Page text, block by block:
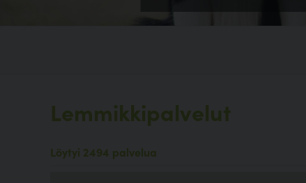
Lemmikkipalvelut
Löytyi 2494 palvelua